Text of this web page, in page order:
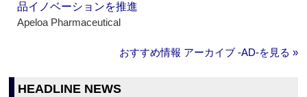
品イノベーションを推進
Apeloa Pharmaceutical
おすすめ情報 アーカイブ ‐AD‐を見る »
HEADLINE NEWS